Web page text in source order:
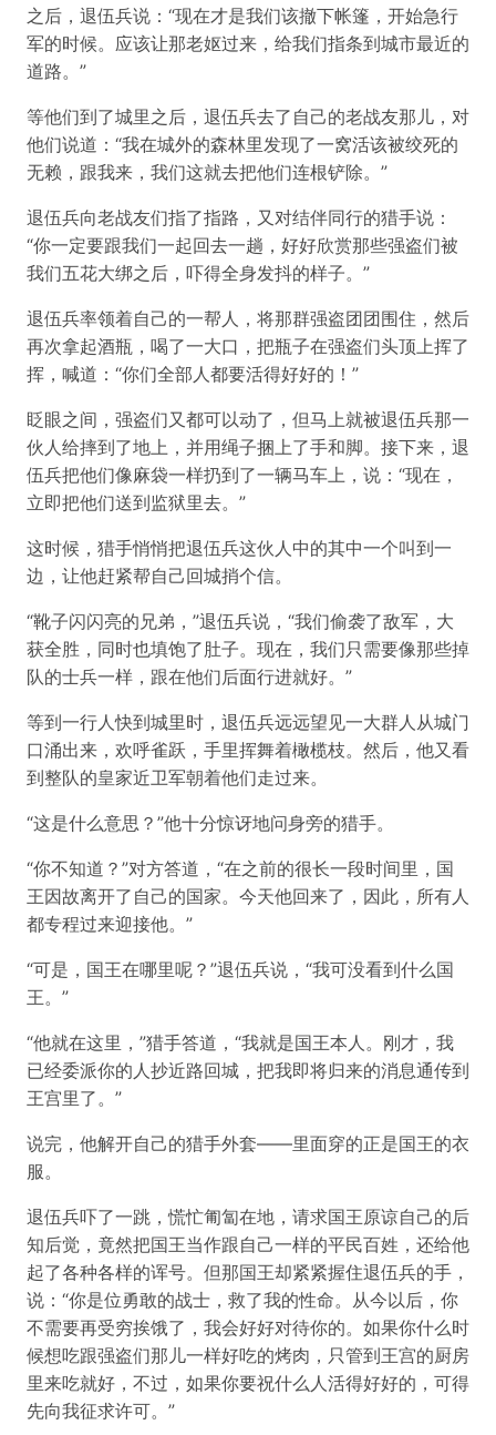
之后，退伍兵说：“现在才是我们该撤下帐篷，开始急行
军的时候。应该让那老妪过来，给我们指条到城市最近的
道路。”
等他们到了城里之后，退伍兵去了自己的老战友那儿，对
他们说道：“我在城外的森林里发现了一窝活该被绞死的
无赖，跟我来，我们这就去把他们连根铲除。”
退伍兵向老战友们指了指路，又对结伴同行的猎手说：
“你一定要跟我们一起回去一趟，好好欣赏那些强盗们被
我们五花大绑之后，吓得全身发抖的样子。”
退伍兵率领着自己的一帮人，将那群强盗团团围住，然后
再次拿起酒瓶，喝了一大口，把瓶子在强盗们头顶上挥了
挥，喊道：“你们全部人都要活得好好的！”
眨眼之间，强盗们又都可以动了，但马上就被退伍兵那一
伙人给摔到了地上，并用绳子捆上了手和脚。接下来，退
伍兵把他们像麻袋一样扔到了一辆马车上，说：“现在，
立即把他们送到监狱里去。”
这时候，猎手悄悄把退伍兵这伙人中的其中一个叫到一
边，让他赶紧帮自己回城捎个信。
“靴子闪闪亮的兄弟，”退伍兵说，“我们偷袭了敌军，大
获全胜，同时也填饱了肚子。现在，我们只需要像那些掉
队的士兵一样，跟在他们后面行进就好。”
等到一行人快到城里时，退伍兵远远望见一大群人从城门
口涌出来，欢呼雀跃，手里挥舞着橄榄枝。然后，他又看
到整队的皇家近卫军朝着他们走过来。
“这是什么意思？”他十分惊讶地问身旁的猎手。
“你不知道？”对方答道，“在之前的很长一段时间里，国
王因故离开了自己的国家。今天他回来了，因此，所有人
都专程过来迎接他。”
“可是，国王在哪里呢？”退伍兵说，“我可没看到什么国
王。”
“他就在这里，”猎手答道，“我就是国王本人。刚才，我
已经委派你的人抄近路回城，把我即将归来的消息通传到
王宫里了。”
说完，他解开自己的猎手外套——里面穿的正是国王的衣
服。
退伍兵吓了一跳，慌忙匍匐在地，请求国王原谅自己的后
知后觉，竟然把国王当作跟自己一样的平民百姓，还给他
起了各种各样的诨号。但那国王却紧紧握住退伍兵的手，
说：“你是位勇敢的战士，救了我的性命。从今以后，你
不需要再受穷挨饿了，我会好好对待你的。如果你什么时
候想吃跟强盗们那儿一样好吃的烤肉，只管到王宫的厨房
里来吃就好，不过，如果你要祝什么人活得好好的，可得
先向我征求许可。”